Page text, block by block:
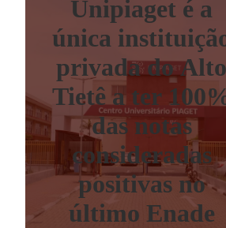
Unipiaget é a
única
privada do Alto
Tietê a ter
das notas
consideradas
positivas no
último Enade